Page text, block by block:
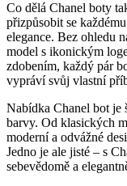
Co dělá Chanel boty
‍přizpůsobit se
⁤elegance. Bez ohledu
model s ikonickým
zdobením, každý pár
vypráví⁢ svůj vlastní
Nabídka Chanel bot je
barvy. ‌Od⁢ klasických
moderní a odvážné
Jedno je ale jisté – s
sebevědomě a